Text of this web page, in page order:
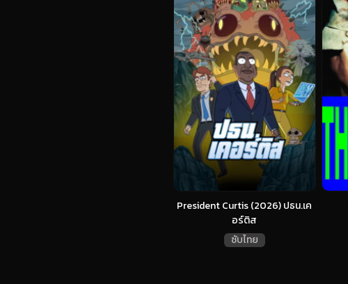
President Curtis (2026) ปธน.เค
อร์ติส
ซับไทย